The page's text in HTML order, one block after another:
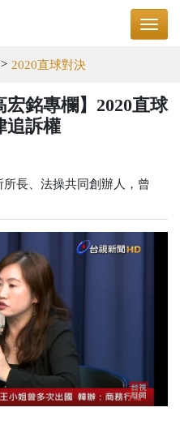
2020直球對決
宏銘專欄】2020直球
追訴權
長、法操共同創辦人，曾